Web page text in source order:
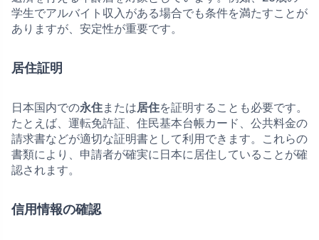
学生でアルバイト収入がある場合でも条件を満たすことが
ありますが、安定性が重要です。
居住証明
日本国内での永住または居住を証明することも必要です。
たとえば、運転免許証、住民基本台帳カード、公共料金の
請求書などが適切な証明書として利用できます。これらの
書類により、申請者が確実に日本に居住していることが確
認されます。
信用情報の確認